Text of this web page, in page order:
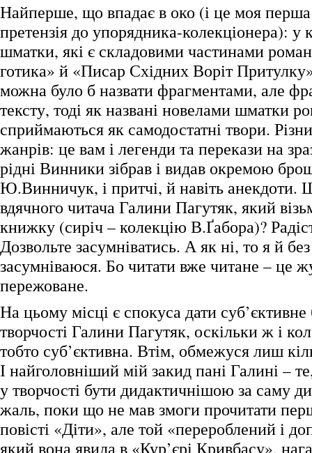
Найперше, що впадає в око (і це моя
претензія до упорядника-колекціонера): у
шматки, які є складовими частинами
готика» й «Писар Східних Воріт
можна було б назвати фрагментами, але
тексту, тоді як названі новелами шматки
сприймаються як самодостатні твори.
жанрів: це вам і легенди та перекази на
рідні Винники зібрав і видав окремою
Ю.Винничук, і притчі, й навіть анекдоти.
вдячного читача Галини Пагутяк, який
книжку (сиріч – колекцію В.Ґабора)?
Дозвольте засумніватись. А як ні, то я й
засумніваюся. Бо читати вже читане – це
пережоване.
На цьому місці є спокуса дати
творчості Галини Пагутяк, оскільки ж і
тобто суб’єктивна. Втім, обмежуся лиш
І найголовніший мій закид пані Галині –
у творчості бути дидактичнішою за саму
жаль, поки що не мав змоги прочитати
повісті «Діти», але той «перероблений і
який вона явила в «Кур’єрі Кривбасу»,